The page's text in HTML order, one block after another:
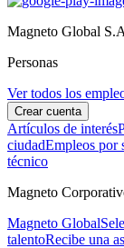
Magneto Global
Personas
Ver todos los
Crear cuenta
Artículos de interés
ciudadEmpleos por
técnico
Magneto
Magneto Global
talentoRecibe una